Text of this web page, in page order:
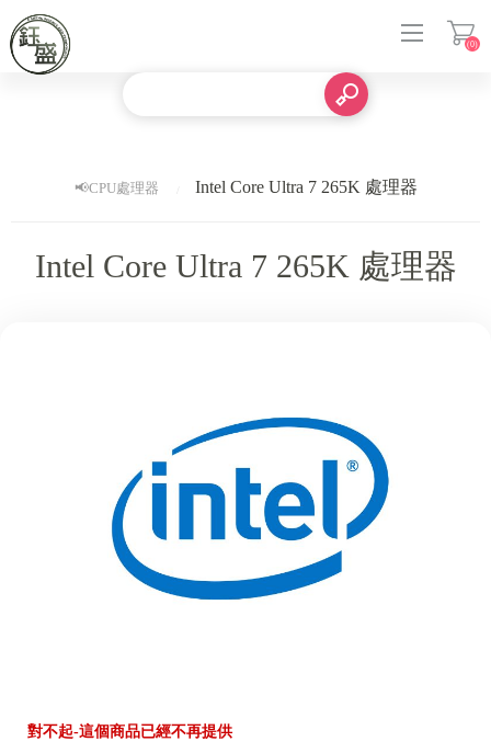
(0)
📢CPU處理器 Intel Core Ultra 7 265K 處理器
Intel Core Ultra 7 265K 處理器
對不起-這個商品已經不再提供